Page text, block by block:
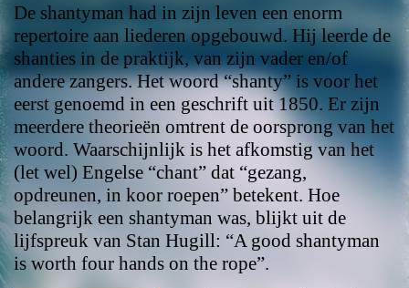
De shantyman had in zijn leven een enorm
repertoire aan liederen opgebouwd. Hij leerde de
shanties in de praktijk, van zijn vader en/of
andere zangers. Het woord “shanty” is voor het
eerst genoemd in een geschrift uit 1850. Er zijn
meerdere theorieën omtrent de oorsprong van het
woord. Waarschijnlijk is het afkomstig van het
(let wel) Engelse “chant” dat “gezang,
opdreunen, in koor roepen” betekent. Hoe
belangrijk een shantyman was, blijkt uit de
lijfspreuk van Stan Hugill: “A good shantyman
is worth four hands on the rope”.